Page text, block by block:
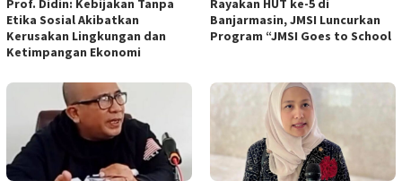
Etika Sosial Akibatkan
Kerusakan Lingkungan dan
Ketimpangan Ekonomi
Banjarmasin, JMSI Luncurkan
Program “JMSI Goes to School